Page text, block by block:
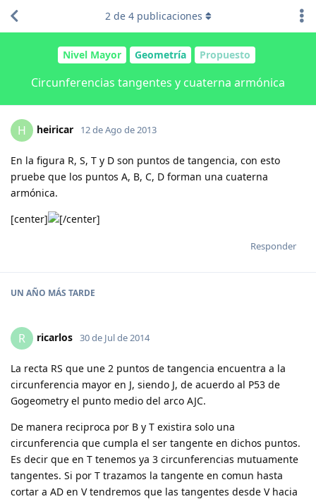
Nivel Mayor Geometría Propuesto
Circunferencias tangentes y cuaterna armónica
2de 4publicaciones
H heiricar 12 de Ago de 2013
En la figura R, S, T y D son puntos de tangencia, con esto
pruebe que los puntos A, B, C, D forman una cuaterna
armónica.
[center]
[/center]
Responder
UN AÑO MÁS TARDE
R ricarlos 30 de Jul de 2014
La recta RS que une 2 puntos de tangencia encuentra a la
circunferencia mayor en J, siendo J, de acuerdo al P53 de
Gogeometry el punto medio del arco AJC.
De manera reciproca por B y T existira solo una
circunferencia que cumpla el ser tangente en dichos puntos.
Es decir que en T tenemos ya 3 circunferencias mutuamente
tangentes. Si por T trazamos la tangente en comun hasta
cortar a AD en V tendremos que las tangentes desde V hacia